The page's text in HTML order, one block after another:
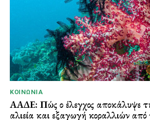
ΚΟΙΝΩΝΊΑ
ΑΑΔΕ: Πώς ο έλεγχος αποκάλυψε
αλιεία και εξαγωγή κοραλλιών από